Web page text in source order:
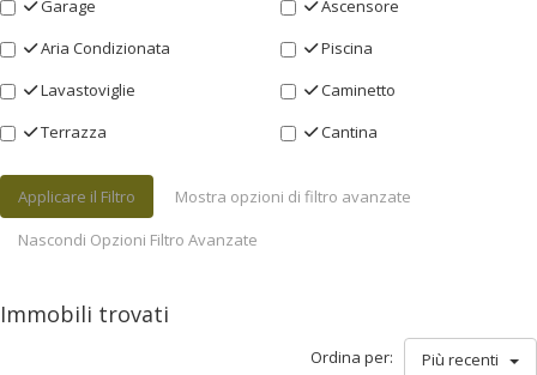
Garage
Ascensore
Aria Condizionata
Piscina
Lavastoviglie
Caminetto
Terrazza
Cantina
Applicare il Filtro
Mostra opzioni di filtro avanzate
Nascondi Opzioni Filtro Avanzate
Immobili trovati
Ordina per: Più recenti